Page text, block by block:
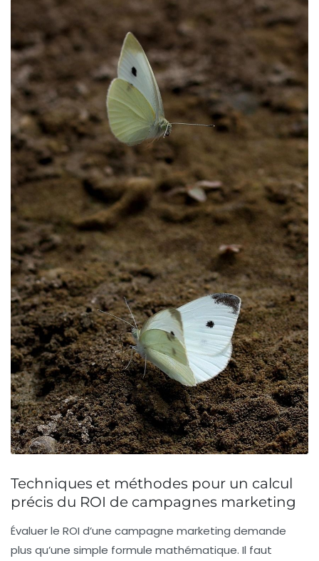
Techniques et méthodes pour un calcul
précis du ROI de campagnes marketing
Évaluer le ROI d’une campagne marketing demande
plus qu’une simple formule mathématique. Il faut